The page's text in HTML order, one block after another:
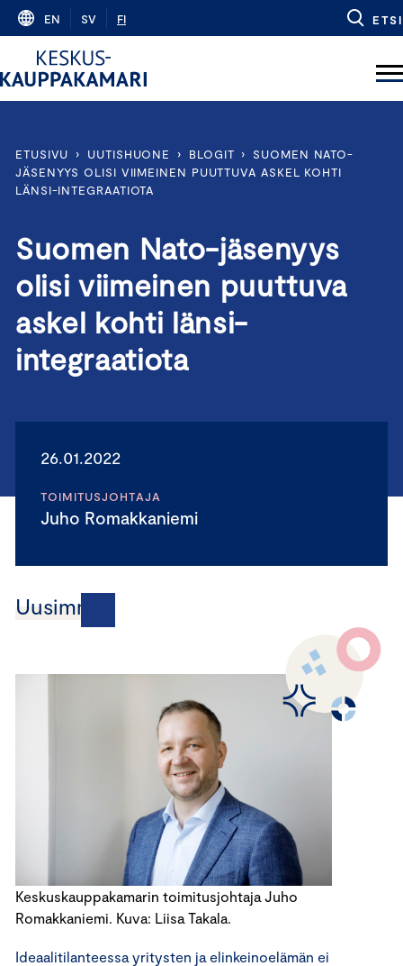
Skip
content
EN SV FI ETSI
ETUSIVU › UUTISHUONE › BLOGIT ›
SUOMEN NATO-
JÄSENYYS OLISI VIIMEINEN PUUTTUVA ASKEL KOHTI
LÄNSI-INTEGRAATIOTA
Suomen Nato-jäsenyys
olisi viimeinen puuttuva
askel kohti länsi-
integraatiota
26.01.2022
TOIMITUSJOHTAJA
Juho Romakkaniemi
Uusimmat
Keskuskauppakamarin toimitusjohtaja Juho
Romakkaniemi. Kuva: Liisa Takala.
Ideaalitilanteessa yritysten ja elinkeinoelämän ei